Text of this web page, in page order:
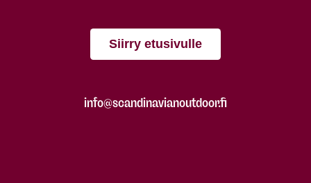
Siirry etusivulle
info@scandinavianoutdoor.fi